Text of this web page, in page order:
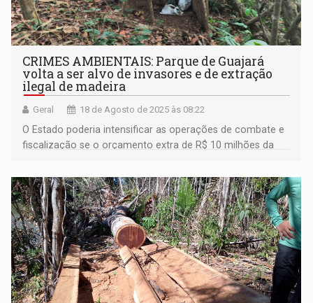
CRIMES AMBIENTAIS: Parque de Guajará
volta a ser alvo de invasores e de extração
ilegal de madeira
Geral 18 de Agosto de 2025 às 08:22
O Estado poderia intensificar as operações de combate e
fiscalização se o orçamento extra de R$ 10 milhões da